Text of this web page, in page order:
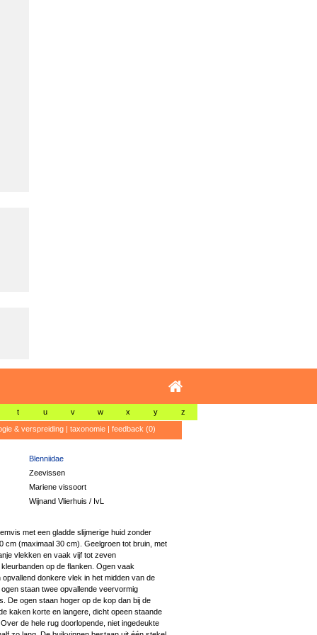
t u v w x y z
& verspreiding| taxonomie| feedback (0)
Blenniidae
Zeevissen
Mariene vissoort
Wijnand Vlierhuis / IvL
met een gladde slijmerige huid zonder
cm (maximaal 30 cm). Geelgroen tot bruin, met
vlekken en vaak vijf tot zeven
op de flanken. Ogen vaak
donkere vlek in het midden van de
staan twee opvallende veervormig
De ogen staan hoger op de kop dan bij de
kaken korte en langere, dicht opeen staande
de hele rug doorlopende, niet ingedeukte